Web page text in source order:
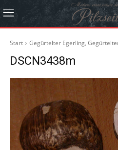
Start Gegürtelter Egerling,
DSCN3438m